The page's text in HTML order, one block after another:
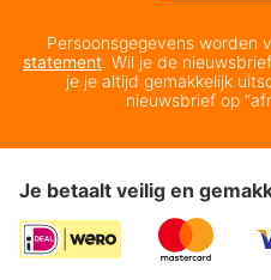
Persoonsgegevens worden
statement. Wil je de
je je altijd gemakkelijk
nieuwsbrief op
Je betaalt veilig en